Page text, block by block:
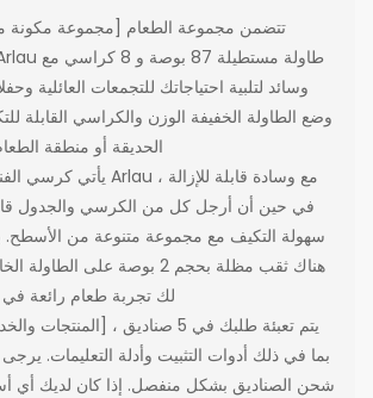
وسائد لتلبية احتياجاتك للتجمعات العائلية
وضع الطاولة الخفيفة الوزن والكراسي القابلة
الحديقة أو منطقة
في حين أن أرجل كل من الكرسي والجدول
سهولة التكيف مع مجموعة متنوعة من الأسطح.
هناك ثقب مظلة بحجم 2 بوصة على
لك تجربة طعام رائعة في
بما في ذلك أدوات التثبيت وأدلة التعليمات.
شحن الصناديق بشكل منفصل. إذا كان لديك أي